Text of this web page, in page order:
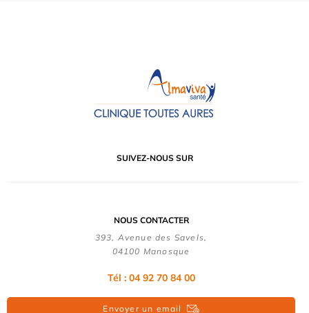
SUIVEZ-NOUS SUR
NOUS CONTACTER
393, Avenue des Savels,
04100 Manosque
Tél : 04 92 70 84 00
Envoyer un email